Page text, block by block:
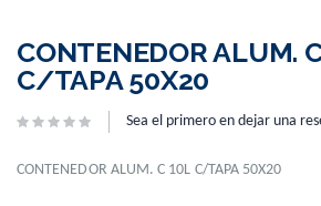
to
the
end
the
gallery
to
the
beginning
the
gallery
CONTENEDOR ALUM.
C/TAPA 50X20
Sea el primero en dejar una
CONTENEDOR ALUM. C 10L C/TAPA 50X20